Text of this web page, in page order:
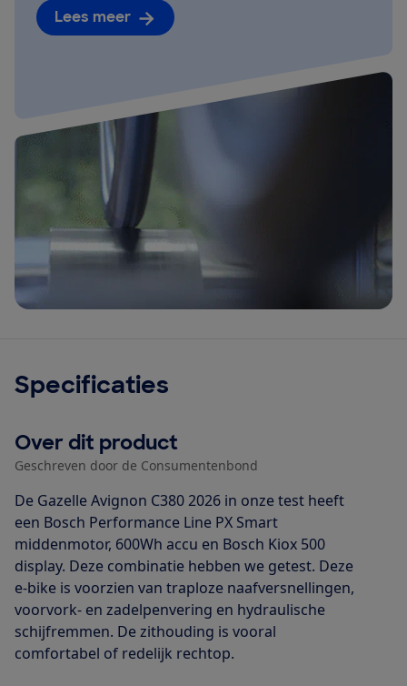
Lees meer
Specificaties
Over dit product
Geschreven door de Consumentenbond
De Gazelle Avignon C380 2026 in onze test heeft
een Bosch Performance Line PX Smart
middenmotor, 600Wh accu en Bosch Kiox 500
display. Deze combinatie hebben we getest. Deze
e-bike is voorzien van traploze naafversnellingen,
voorvork- en zadelpenvering en hydraulische
schijfremmen. De zithouding is vooral
comfortabel of redelijk rechtop.